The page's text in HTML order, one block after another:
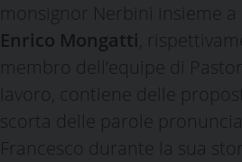
monsignor Nerbini insieme a
Enrico Mongatti ,
membro dell’equipe di
lavoro, contiene delle
scorta delle parole
Francesco durante la sua